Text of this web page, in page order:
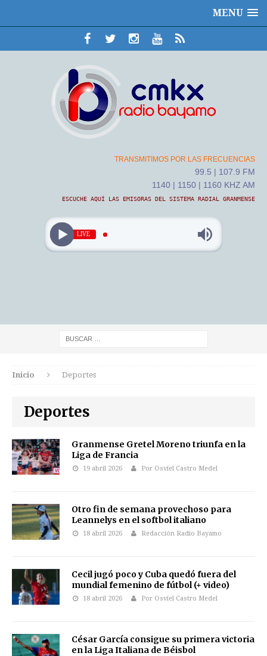
MENU
TRANSMITIMOS POR LAS FRECUENCIAS
99.5 | 107.9 FM
1140 | 1150 | 1160 KHZ AM
ESCUCHE AQUÍ LAS EMISORAS DEL SISTEMA RADIAL GRANMENSE
LIVE
Inicio Deportes
Deportes
Granmense Gretel Moreno triunfa en la
Liga de Francia
19 abril 2026 Por Osviel Castro Medel
Otro fin de semana provechoso para
Leannelys en el softbol italiano
18 abril 2026 Redacción Radio Bayamo
Cecil jugó poco y Cuba quedó fuera del
mundial femenino de fútbol (+ video)
18 abril 2026 Por Osviel Castro Medel
César García consigue su primera victoria
en la Liga Italiana de Béisbol